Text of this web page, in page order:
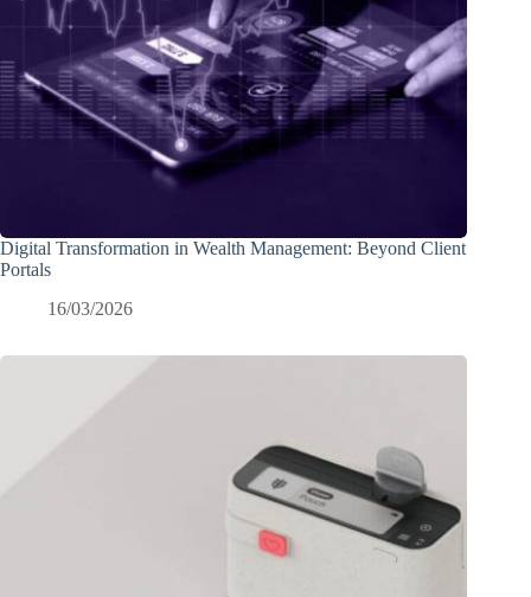
Digital Transformation in Wealth Management: Beyond Client
Portals
16/03/2026